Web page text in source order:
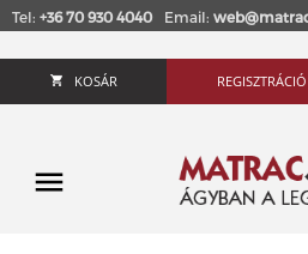
Tel: +36 70 930 4040 Email:
KOSÁR REGISZTRÁCIÓ